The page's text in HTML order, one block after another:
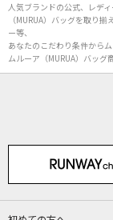
人気ブランドの公式、レデ
（MURUA）バッグを取り
ー等、
あなたのこだわり条件から
ムルーア（MURUA）バッグ